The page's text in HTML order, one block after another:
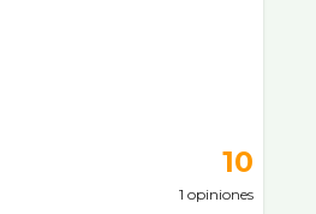
10
1 opiniones